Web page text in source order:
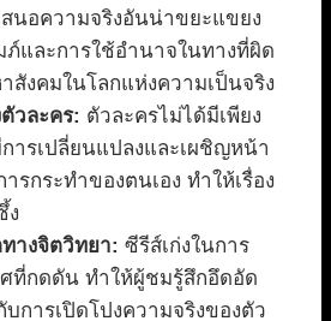
นอความจริงอันน่าขยะแขยง
ภ์และการใช้อำนาจในทางที่ผิด
งคมในโลกแห่งความเป็นจริง
วละคร: ตัวละครไม่ได้มีเพียง
ารเปลี่ยนแปลงและเผชิญหน้า
รกระทำของตนเอง ทำให้เรื่อง
ง
างจิตวิทยา: ซีรีส์เก่งในการ
ศที่กดดัน ทำให้ผู้ชมรู้สึกอึดอัด
การเปิดโปงความจริงของตัว